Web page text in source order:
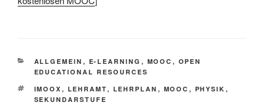
KATEGORIEN
ALLGEMEIN , E-LEARNING , MOOC , OPEN
EDUCATIONAL RESOURCES
SCHLAGWÖRTER
IMOOX , LEHRAMT, LEHRPLAN , MOOC , PHYSIK ,
SEKUNDARSTUFE